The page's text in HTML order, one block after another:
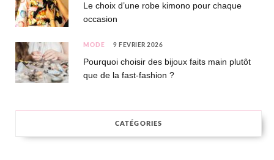
Le choix d’une robe kimono pour chaque
occasion
MODE 9 FÉVRIER 2026
Pourquoi choisir des bijoux faits main plutôt
que de la fast-fashion ?
CATÉGORIES